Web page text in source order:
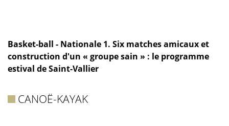
Basket-ball - Nationale 1. Six matches amicaux et
construction d'un « groupe sain » : le programme
estival de Saint-Vallier
CANOË-KAYAK